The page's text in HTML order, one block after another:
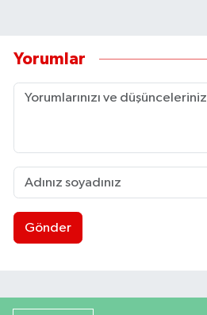
Yorumlar
Gönder